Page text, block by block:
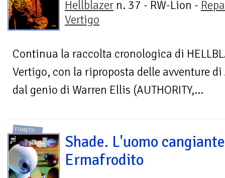
Hellblazer n. 37 - RW-Lion -
Vertigo
Continua la raccolta cronologica di
Vertigo, con la riproposta delle avventure
dal genio di Warren Ellis (AUTHORITY,...
FUMETTI
Shade. L'uomo
Ermafrodito